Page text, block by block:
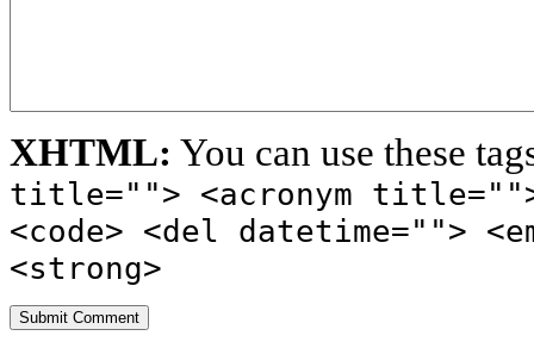
XHTML: You can use these
title=""> <acronym
<code> <del datetime="">
<strong>